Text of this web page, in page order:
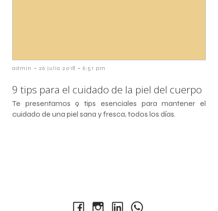
admin - 26 julio 2018 - 6:51 pm
9 tips para el cuidado de la piel del cuerpo
Te presentamos 9 tips esenciales para mantener el
cuidado de una piel sana y fresca, todos los días.